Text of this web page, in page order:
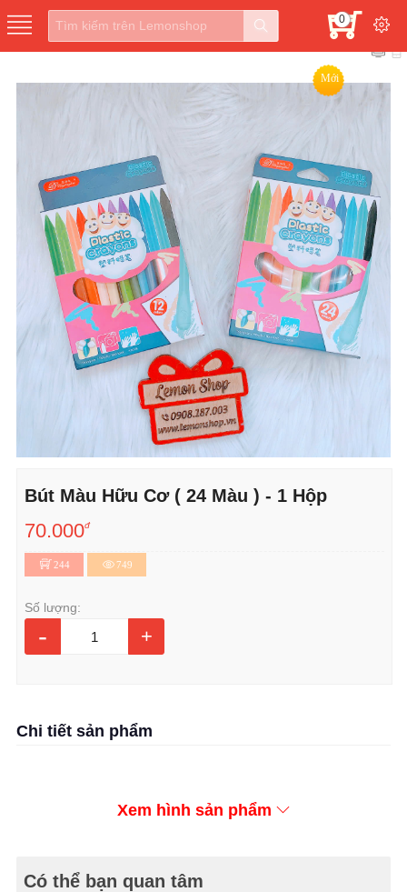
0
Mới
Bút Màu Hữu Cơ ( 24 Màu ) - 1 Hộp
70.000đ
244 749
Số lượng:
- +
Chi tiết sản phẩm
Xem hình sản phẩm
Có thể bạn quan tâm